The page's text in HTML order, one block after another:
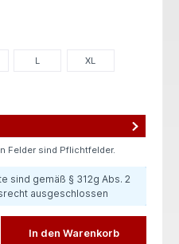
L XL
Felder sind Pflichtfelder.
sind gemäß § 312g Abs. 2
ausgeschlossen
In den Warenkorb